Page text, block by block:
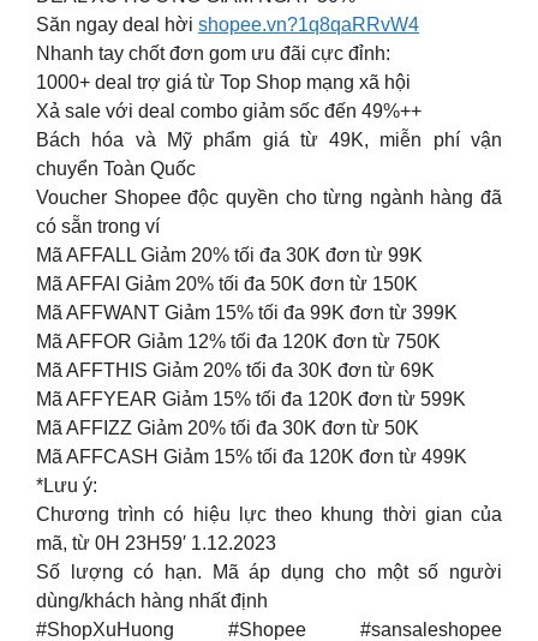
Săn ngay deal hời shopee.vn?1q8qaRRvW4
Nhanh tay chốt đơn gom ưu đãi cực đỉnh:
1000+ deal trợ giá từ Top Shop mạng xã hội
Xả sale với deal combo giảm sốc đến 49%++
Bách hóa và Mỹ phẩm giá từ 49K, miễn phí vận
chuyển Toàn Quốc
Voucher Shopee độc quyền cho từng ngành hàng đã
có sẵn trong ví
Mã AFFALL Giảm 20% tối đa 30K đơn từ 99K
Mã AFFAI Giảm 20% tối đa 50K đơn từ 150K
Mã AFFWANT Giảm 15% tối đa 99K đơn từ 399K
Mã AFFOR Giảm 12% tối đa 120K đơn từ 750K
Mã AFFTHIS Giảm 20% tối đa 30K đơn từ 69K
Mã AFFYEAR Giảm 15% tối đa 120K đơn từ 599K
Mã AFFIZZ Giảm 20% tối đa 30K đơn từ 50K
Mã AFFCASH Giảm 15% tối đa 120K đơn từ 499K
*Lưu ý:
Chương trình có hiệu lực theo khung thời gian của
mã, từ 0H 23H59′ 1.12.2023
Số lượng có hạn. Mã áp dụng cho một số người
dùng/khách hàng nhất định
#ShopXuHuong #Shopee #sansaleshopee